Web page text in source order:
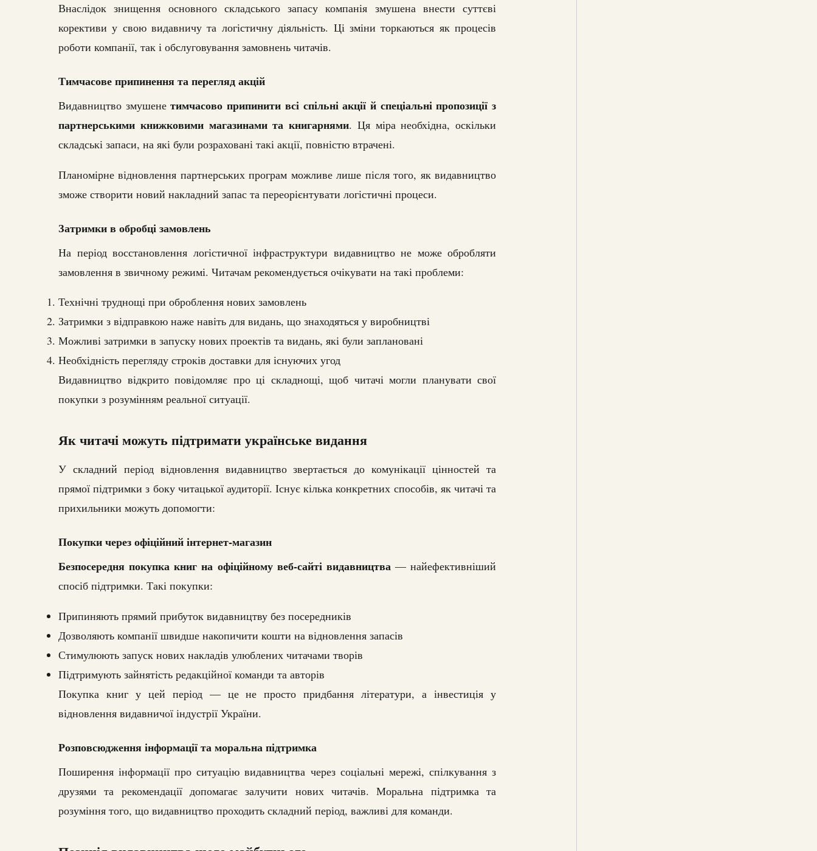
Внаслідок знищення основного складського запасу компанія змушена внести суттєві
корективи у свою видавничу та логістичну діяльність. Ці зміни торкаються як процесів
роботи компанії, так і обслуговування замовнень читачів.
Тимчасове припинення та перегляд акцій
Видавництво змушенетимчасово припинити всі спільні акції й спеціальні пропозиції з
партнерськими книжковими магазинами та книгарнями. Ця міра необхідна, оскільки
складські запаси, на які були розраховані такі акції, повністю втрачені.
Планомірне відновлення партнерських програм можливе лише після того, як видавництво
зможе створити новий накладний запас та переорієнтувати логістичні процеси.
Затримки в обробці замовлень
На період восстановлення логістичної інфраструктури видавництво не може обробляти
замовлення в звичному режимі. Читачам рекомендується очікувати на такі проблеми:
Технічні труднощі при оброблення нових замовлень
Затримки з відправкою наже навіть для видань, що знаходяться у виробництві
Можливі затримки в запуску нових проектів та видань, які були заплановані
Необхідність перегляду строків доставки для існуючих угод
Видавництво відкрито повідомляє про ці складнощі, щоб читачі могли планувати свої
покупки з розумінням реальної ситуації.
Як читачі можуть підтримати українське видання
У складний період відновлення видавництво звертається до комунікації цінностей та
прямої підтримки з боку читацької аудиторії. Існує кілька конкретних способів, як читачі та
прихильники можуть допомогти:
Покупки через офіційний інтернет-магазин
Безпосередня покупка книг на офіційному веб-сайті видавництва— найефективніший
спосіб підтримки. Такі покупки:
Припиняють прямий прибуток видавництву без посередників
Дозволяють компанії швидше накопичити кошти на відновлення запасів
Стимулюють запуск нових накладів улюблених читачами творів
Підтримують зайнятість редакційної команди та авторів
Покупка книг у цей період — це не просто придбання літератури, а інвестиція у
відновлення видавничої індустрії України.
Розповсюдження інформації та моральна підтримка
Поширення інформації про ситуацію видавництва через соціальні мережі, спілкування з
друзями та рекомендації допомагає залучити нових читачів. Моральна підтримка та
розуміння того, що видавництво проходить складний період, важливі для команди.